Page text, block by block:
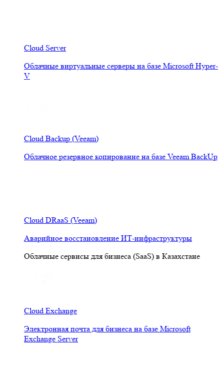
Cloud Server
Облачные виртуальные серверы на базе Microsoft Hyper-
V
Cloud Backup (Veeam)
Облачное резервное копирование на базе Veeam BackUp
Cloud DRaaS (Veeam)
Аварийное восстановление ИТ-инфраструктуры
Облачные сервисы для бизнеса (SaaS) в Казахстане
Cloud Exchange
Электронная почта для бизнеса на базе Microsoft
Exchange Server